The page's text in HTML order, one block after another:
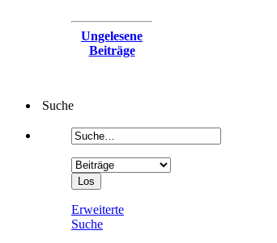
Ungelesene
Beiträge
Suche
Erweiterte
Suche